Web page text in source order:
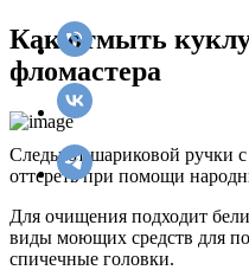
Как отмыть
фломастера
Следы от шариковой ручки
оттереть при помощи
Для очищения подходит
виды моющих средств для
спичечные головки.